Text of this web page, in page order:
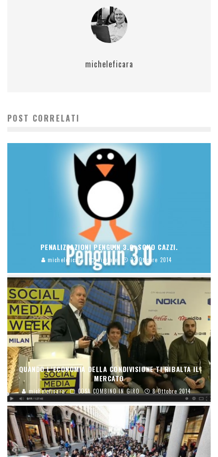
micheleficara
POST CORRELATI
PENALIZZAZIONI PENGUIN 3.0: SONO CAZZI.
micheleficara digitale 22 Ottobre 2014
QUANDO L’ECONOMIA DELLA CONDIVISIONE TI RIBALTA IL
MERCATO
micheleficara COSA COMBINO IN GIRO 8 Ottobre 2014